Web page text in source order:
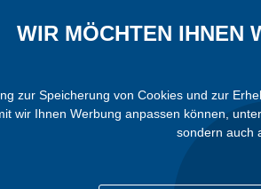
WIR MÖCHTEN IHNEN
zur Speicherung von Cookies und zur
wir Ihnen Werbung anpassen können,
sondern auch